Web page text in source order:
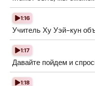
1:16
Учитель Ху Уэй-кун
1:17
Давайте пойдем и
1:18